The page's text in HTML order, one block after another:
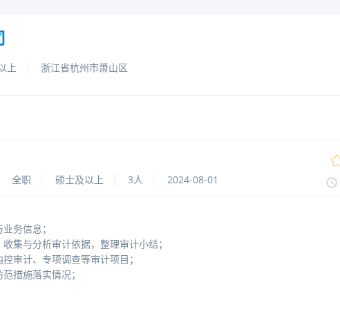
上 浙江省杭州市萧山区
全职 硕士及以上 3人 2024-08-01
务信息；
集与分析审计依据，整理审计小结；
审计、专项调查等审计项目；
措施落实情况；